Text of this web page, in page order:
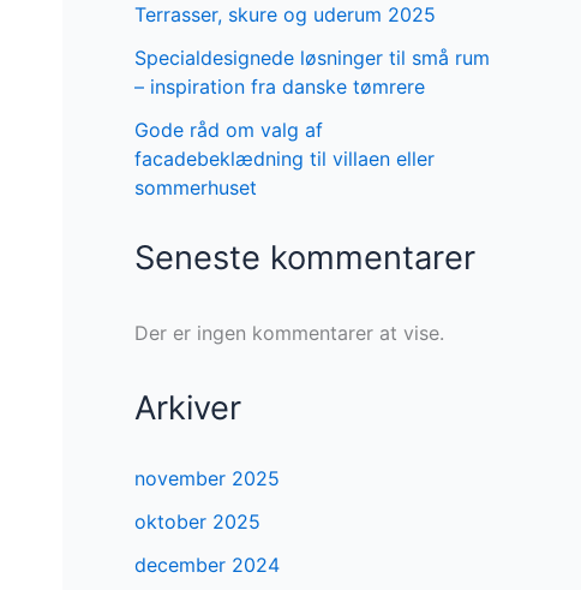
Terrasser, skure og uderum 2025
Specialdesignede løsninger til små rum
– inspiration fra danske tømrere
Gode råd om valg af
facadebeklædning til villaen eller
sommerhuset
Seneste kommentarer
Der er ingen kommentarer at vise.
Arkiver
november 2025
oktober 2025
december 2024